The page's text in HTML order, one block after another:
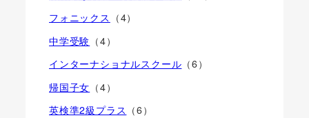
フォニックス （4）
中学受験 （4）
インターナショナルスクール （6）
帰国子女 （4）
英検準2級プラス （6）